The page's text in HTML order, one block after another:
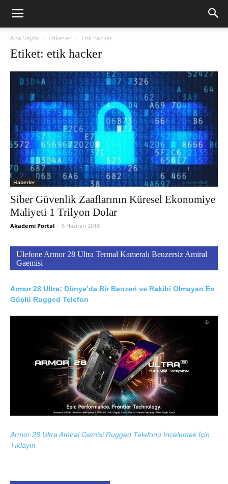
Ana Sayfa Etiketler Etik hacker
Etiket: etik hacker
Haberler
Siber Güvenlik Zaaflarının Küresel Ekonomiye
Maliyeti 1 Trilyon Dolar
Akademi Portal - 5 Haziran 2018
Ulefone Armor 28 Ultra Termal Kameralı Benzersiz Amiral
Gaemisi
Armor 28 Ultra; Dünya’da Bir Benzeri ve Rakibi Olmayan En
Güçlü Rugged Telefon
Armor 28 Ultra Amiral Gemisi Rugged Telefonu İncelemek İçin
Tıklayın